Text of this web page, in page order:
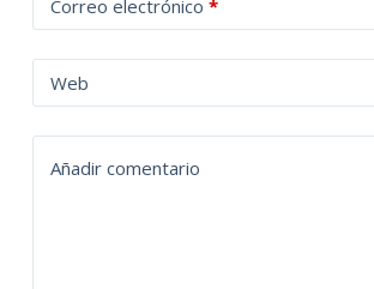
Correo electrónico *
Web
Añadir comentario
a
t